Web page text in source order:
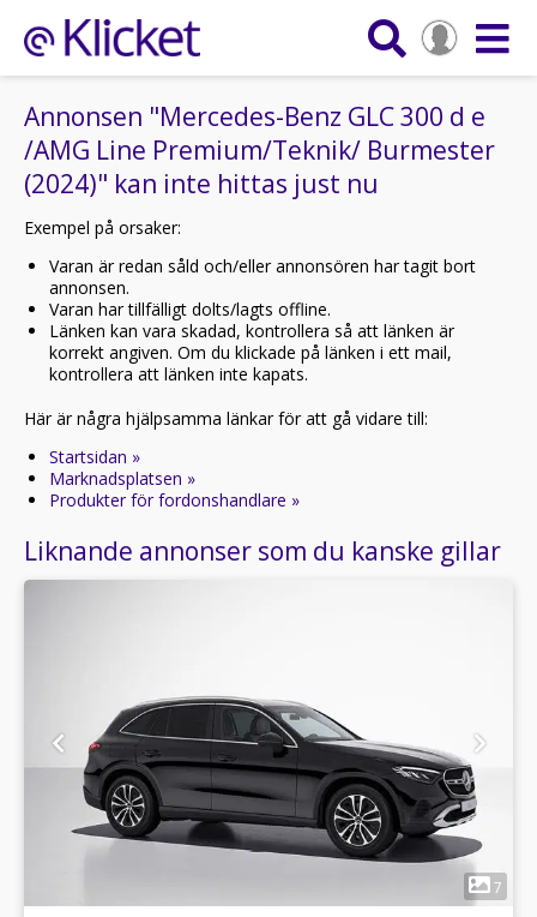
Annonsen "Mercedes-Benz GLC 300 d e
/AMG Line Premium/Teknik/ Burmester
(2024)" kan inte hittas just nu
Exempel på orsaker:
Varan är redan såld och/eller annonsören har tagit bort
annonsen.
Varan har tillfälligt dolts/lagts offline.
Länken kan vara skadad, kontrollera så att länken är
korrekt angiven. Om du klickade på länken i ett mail,
kontrollera att länken inte kapats.
Här är några hjälpsamma länkar för att gå vidare till:
Startsidan »
Marknadsplatsen »
Produkter för fordonshandlare »
Liknande annonser som du kanske gillar
7